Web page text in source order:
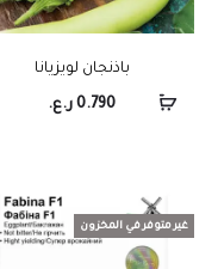
باذنجان لويزيانا
0.790 ر.ع.
غير متوفر في المخزون